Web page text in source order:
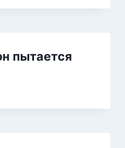
пытается